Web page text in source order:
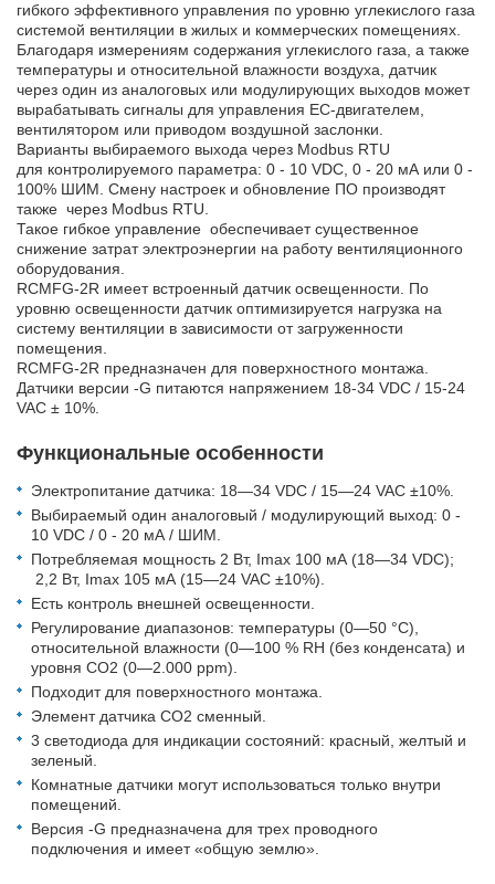
гибкого эффективного управления по уровню углекислого газа
системой вентиляции в жилых и коммерческих помещениях.
Благодаря измерениям содержания углекислого газа, а также
температуры и относительной влажности воздуха, датчик
через один из аналоговых или модулирующих выходов может
вырабатывать сигналы для управления ЕС-двигателем,
вентилятором или приводом воздушной заслонки.
Варианты выбираемого выхода через Modbus RTU
для контролируемого параметра: 0 - 10 VDC, 0 - 20 мА или 0 -
100% ШИМ. Смену настроек и обновление ПО производят
также через Modbus RTU.
Такое гибкое управление обеспечивает существенное
снижение затрат электроэнергии на работу вентиляционного
оборудования.
RCMFG-2R имеет встроенный датчик освещенности. По
уровню освещенности датчик оптимизируется нагрузка на
систему вентиляции в зависимости от загруженности
помещения.
RCMFG-2R предназначен для поверхностного монтажа.
Датчики версии -G питаются напряжением 18-34 VDC / 15-24
VAC ± 10%.
Функциональные особенности
Электропитание датчика: 18—34 VDC / 15—24 VAC ±10%.
Выбираемый один аналоговый / модулирующий выход: 0 -
10 VDC / 0 - 20 мА / ШИМ.
Потребляемая мощность 2 Вт, Imax 100 мА (18—34 VDC);
2,2 Вт, Imax 105 мА (15—24 VAC ±10%).
Есть контроль внешней освещенности.
Регулирование диапазонов: температуры (0—50 °C),
относительной влажности (0—100 % RH (без конденсата) и
уровня СО2 (0—2.000 ppm).
Подходит для поверхностного монтажа.
Элемент датчика CO2 сменный.
3 светодиода для индикации состояний: красный, желтый и
зеленый.
Комнатные датчики могут использоваться только внутри
помещений.
Версия -G предназначена для трех проводного
подключения и имеет «общую землю».